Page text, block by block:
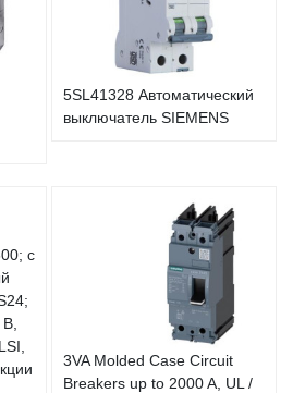
5SL41328 Автоматический
выключатель SIEMENS
3VA Molded Case Circuit
Breakers up to 2000 A, UL /